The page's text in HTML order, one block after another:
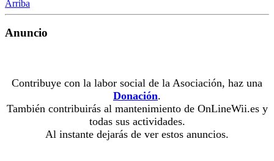
Arriba
Anuncio
Contribuye con la labor social de la Asociación, haz una
Donación.
También contribuirás al mantenimiento de OnLineWii.es y
todas sus actividades.
Al instante dejarás de ver estos anuncios.